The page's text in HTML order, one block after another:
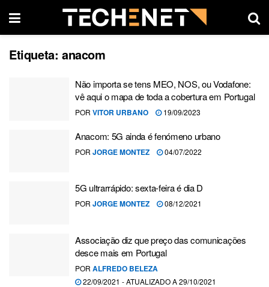
Etiqueta: anacom
Não importa se tens MEO, NOS, ou Vodafone:
vê aqui o mapa de toda a cobertura em Portugal
POR VITOR URBANO 19/09/2023
Anacom: 5G ainda é fenómeno urbano
POR JORGE MONTEZ 04/07/2022
5G ultrarrápido: sexta-feira é dia D
POR JORGE MONTEZ 08/12/2021
Associação diz que preço das comunicações
desce mais em Portugal
POR ALFREDO BELEZA
22/09/2021 - ATUALIZADO A 29/10/2021